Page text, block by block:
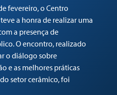
fevereiro, o Centro
a honra de realizar uma
a presença de
O encontro, realizado
o diálogo sobre
e as melhores práticas
setor cerâmico, foi